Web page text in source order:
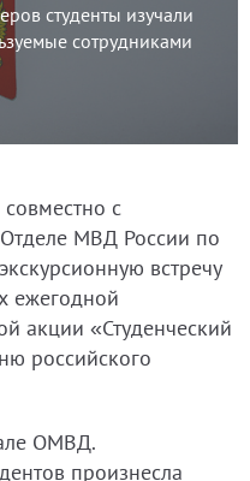
студенты изучали
сотрудниками
с
МВД России по
встречу
ежегодной
акции «Студенческий
российского
ОМВД.
произнесла